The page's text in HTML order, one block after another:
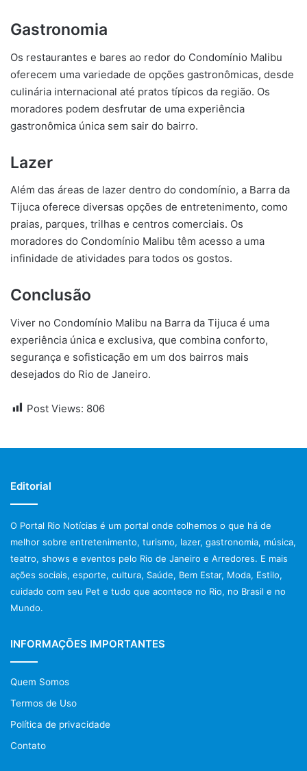
Gastronomia
Os restaurantes e bares ao redor do Condomínio Malibu
oferecem uma variedade de opções gastronômicas, desde
culinária internacional até pratos típicos da região. Os
moradores podem desfrutar de uma experiência
gastronômica única sem sair do bairro.
Lazer
Além das áreas de lazer dentro do condomínio, a Barra da
Tijuca oferece diversas opções de entretenimento, como
praias, parques, trilhas e centros comerciais. Os
moradores do Condomínio Malibu têm acesso a uma
infinidade de atividades para todos os gostos.
Conclusão
Viver no Condomínio Malibu na Barra da Tijuca é uma
experiência única e exclusiva, que combina conforto,
segurança e sofisticação em um dos bairros mais
desejados do Rio de Janeiro.
Post Views: 806
Editorial
O Portal Rio Notícias é um portal onde colhemos o que há de
melhor sobre entretenimento, turismo, lazer, gastronomia, música,
teatro, shows e eventos pelo Rio de Janeiro e Arredores. E mais
ações sociais, esporte, cultura, Saúde, Bem Estar, Moda, Estilo,
cuidado com seu Pet e tudo que acontece no Rio, no Brasil e no
Mundo.
INFORMAÇÕES IMPORTANTES
Quem Somos
Termos de Uso
Política de privacidade
Contato